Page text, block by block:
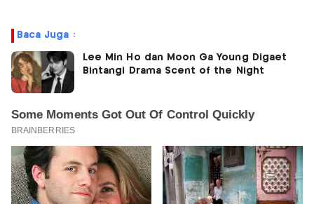
Baca Juga :
Lee Min Ho dan Moon Ga Young Digaet
Bintangi Drama Scent of the Night